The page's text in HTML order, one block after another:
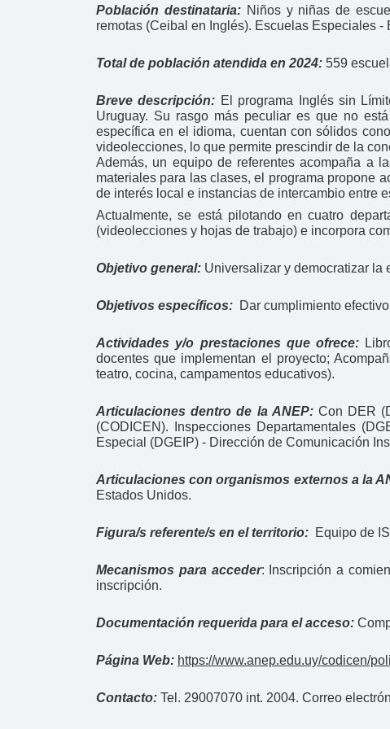
Población destinataria: Niños y niñas de
remotas (Ceibal en Inglés). Escuelas Especiales -
Total de población atendida en 2024: 559
Breve descripción: El programa Inglés sin
Uruguay. Su rasgo más peculiar es que no
específica en el idioma, cuentan con sólidos
videolecciones, lo que permite prescindir de la
Además, un equipo de referentes acompaña a
materiales para las clases, el programa propone
de interés local e instancias de intercambio entre
Actualmente, se está pilotando en cuatro
(videolecciones y hojas de trabajo) e incorpora
Objetivo general: Universalizar y democratizar la
Objetivos específicos: Dar cumplimiento
Actividades y/o prestaciones que ofrece:
docentes que implementan el proyecto;
teatro, cocina, campamentos educativos).
Articulaciones dentro de la ANEP:Con DER
(CODICEN). Inspecciones Departamentales
Especial (DGEIP) - Dirección de Comunicación
Articulaciones con organismos externos a la
Estados Unidos.
Figura/s referente/s en el territorio: Equipo de
Mecanismos para acceder:
Inscripción a
inscripción.
Documentación requerida para el acceso:
Página Web: https://www.anep.edu.uy/codicen/
Contacto: Tel. 29007070 int. 2004. Correo